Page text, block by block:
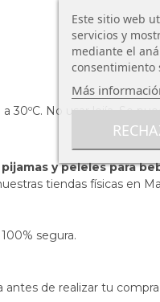
30ºC. No usar lejía. Se
y peleles para
tiendas físicas en
segura.
antes de realizar tu
Este sitio web
servicios y
mediante el
consentimiento
Más